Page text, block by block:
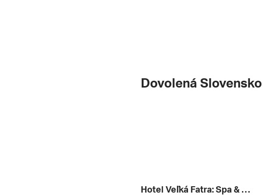
Dovolená Slovensko
Hotel Veľká Fatra: Spa & Aquapark Pobyt Od Min. 2 Nocí ****